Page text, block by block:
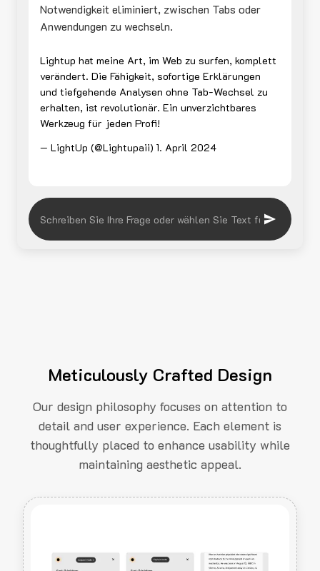
Notwendigkeit eliminiert, zwischen Tabs oder
Anwendungen zu wechseln.
Lightup hat meine Art, im Web zu surfen, komplett
verändert. Die Fähigkeit, sofortige Erklärungen
und tiefgehende Analysen ohne Tab-Wechsel zu
erhalten, ist revolutionär. Ein unverzichtbares
Werkzeug für jeden Profi!
— LightUp (@Lightupaii) 1. April 2024
Meticulously Crafted Design
Our design philosophy focuses on attention to
detail and user experience. Each element is
thoughtfully placed to enhance usability while
maintaining aesthetic appeal.